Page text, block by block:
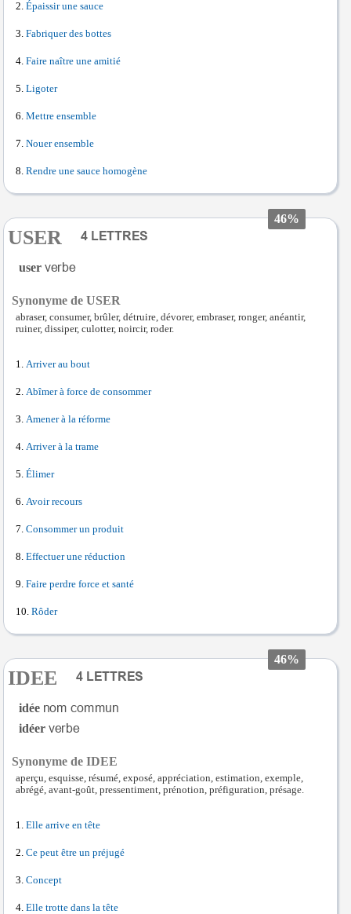
Épaissir une sauce
Fabriquer des bottes
Faire naître une amitié
Ligoter
Mettre ensemble
Nouer ensemble
Rendre une sauce homogène
46%
USER
user
Synonyme de USER
abraser, consumer, brûler, détruire, dévorer, embraser, ronger, anéantir,
ruiner, dissiper, culotter, noircir, roder.
Arriver au bout
Abîmer à force de consommer
Amener à la réforme
Arriver à la trame
Élimer
Avoir recours
Consommer un produit
Effectuer une réduction
Faire perdre force et santé
Rôder
46%
IDEE
idée
idéer
Synonyme de IDEE
aperçu, esquisse, résumé, exposé, appréciation, estimation, exemple,
abrégé, avant-goût, pressentiment, prénotion, préfiguration, présage.
Elle arrive en tête
Ce peut être un préjugé
Concept
Elle trotte dans la tête